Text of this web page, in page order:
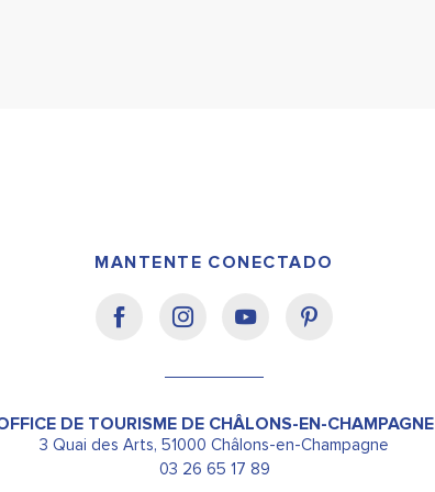
MANTENTE CONECTADO
DE TOURISME DE CHÂLONS-EN-CHAMPAGNE
3 Quai des Arts, 51000 Châlons-en-Champagne
03 26 65 17 89